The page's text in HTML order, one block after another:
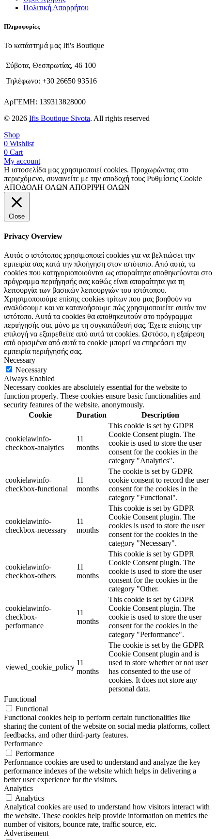
Πολιτική Απορρήτου
Πληροφορίες
Το κατάστημά μας Ifi's Boutique
Σύβοτα, Θεσπρωτίας, 46 100
Τηλέφωνο: +30 26650 93516
ΑρΓΕΜΗ: 139313828000
© 2026 Ifis Boutique Sivota. All rights reserved
Shop
0 Wishlist
0 Cart
My account
Η ιστοσελίδα μας χρησιμοποιεί cookies. Προχωρώντας στο
περιεχόμενο, συναινείτε με την αποδοχή τους Ρυθμίσεις Cookie
ΑΠΟΔΟΛΗ ΟΛΩΝ ΑΠΟΡΙΨΗ ΟΛΩΝ
Close
Privacy Overview
Αυτός ο ιστότοπος χρησιμοποιεί cookies για να βελτιώσει την
εμπειρία σας κατά την πλοήγηση στον ιστότοπο. Από αυτά, τα
cookies που κατηγοριοποιούνται ως απαραίτητα αποθηκεύονται στο
πρόγραμμα περιήγησής σας καθώς είναι απαραίτητα για τη
λειτουργία των βασικών λειτουργιών του ιστότοπου.
Χρησιμοποιούμε επίσης cookies τρίτων που μας βοηθούν να
αναλύσουμε και να κατανοήσουμε πώς χρησιμοποιείτε αυτόν τον
ιστότοπο. Αυτά τα cookies θα αποθηκευτούν στο πρόγραμμα
περιήγησής σας μόνο με τη συγκατάθεσή σας. Έχετε επίσης την
επιλογή να εξαιρεθείτε από αυτά τα cookies. Ωστόσο, η εξαίρεση
από ορισμένα από αυτά τα cookie μπορεί να επηρεάσει την
εμπειρία περιήγησής σας.
Necessary
Necessary
Always Enabled
Necessary cookies are absolutely essential for the website to
function properly. These cookies ensure basic functionalities and
security features of the website, anonymously.
Cookie
Duration Description
cookielawinfo-
checkbox-analytics
11
months
This cookie is set by GDPR
Cookie Consent plugin. The
cookie is used to store the user
consent for the cookies in the
category "Analytics".
cookielawinfo-
checkbox-functional
11
months
The cookie is set by GDPR
cookie consent to record the user
consent for the cookies in the
category "Functional".
cookielawinfo-
checkbox-necessary
11
months
This cookie is set by GDPR
Cookie Consent plugin. The
cookies is used to store the user
consent for the cookies in the
category "Necessary".
cookielawinfo-
checkbox-others
11
months
This cookie is set by GDPR
Cookie Consent plugin. The
cookie is used to store the user
consent for the cookies in the
category "Other.
cookielawinfo-
checkbox-
performance
11
months
This cookie is set by GDPR
Cookie Consent plugin. The
cookie is used to store the user
consent for the cookies in the
category "Performance".
viewed_cookie_policy
11
months
The cookie is set by the GDPR
Cookie Consent plugin and is
used to store whether or not user
has consented to the use of
cookies. It does not store any
personal data.
Functional
Functional
Functional cookies help to perform certain functionalities like
sharing the content of the website on social media platforms, collect
feedbacks, and other third-party features.
Performance
Performance
Performance cookies are used to understand and analyze the key
performance indexes of the website which helps in delivering a
better user experience for the visitors.
Analytics
Analytics
Analytical cookies are used to understand how visitors interact with
the website. These cookies help provide information on metrics the
number of visitors, bounce rate, traffic source, etc.
Advertisement